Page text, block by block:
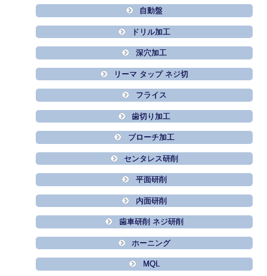
自動盤
ドリル加工
深穴加工
リーマ タップ ネジ切
フライス
歯切り加工
ブローチ加工
センタレス研削
平面研削
内面研削
歯車研削 ネジ研削
ホーニング
MQL